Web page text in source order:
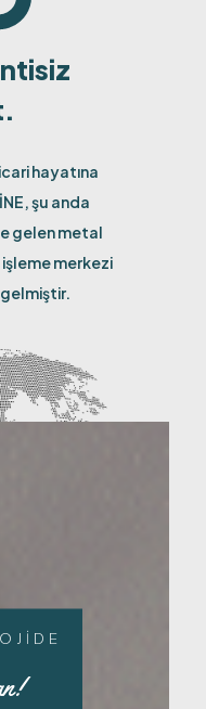
hayatına
şu anda
gelen metal
merkezi